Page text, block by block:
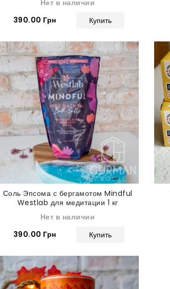
Нет в наличии
390.00 Грн
Купить
Соль Эпсома с бергамотом Mindful
Westlab для медитации 1 кг
Нет в наличии
390.00 Грн
Купить